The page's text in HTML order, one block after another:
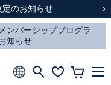
定のお知らせ
らせ
定のお知らせ
らせ